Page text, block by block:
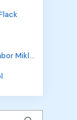
Miklós